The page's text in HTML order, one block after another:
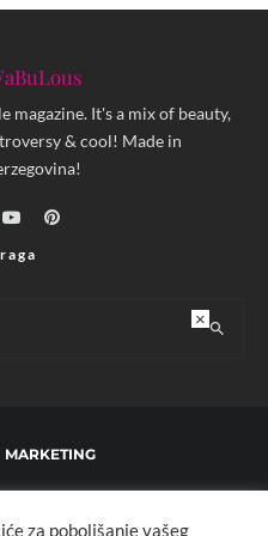
magazine. It's a mix of beauty,
& cool! Made in
MARKETING
za poboljšanje vašeg
×